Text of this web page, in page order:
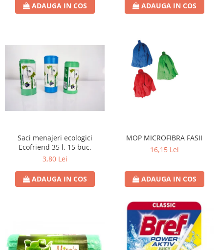
ADAUGA IN COS ADAUGA IN COS
Saci menajeri ecologici
Ecofriend 35 l, 15 buc.
3,80 Lei
ADAUGA IN COS
MOP MICROFIBRA FASII
16,15 Lei
ADAUGA IN COS